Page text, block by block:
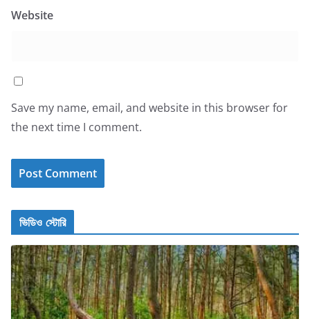
Website
Save my name, email, and website in this browser for
the next time I comment.
ভিডিও স্টোরি